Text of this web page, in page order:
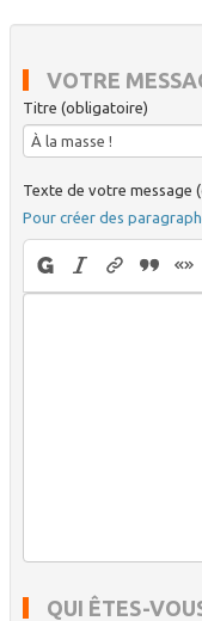
VOTRE
Titre (obligatoire)
Texte de votre message
Pour créer des
QUI ÊTES-